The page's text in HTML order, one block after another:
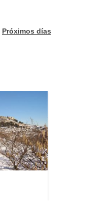
Próximos días